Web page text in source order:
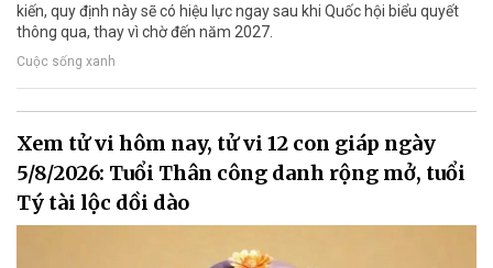
kiến, quy định này sẽ có hiệu lực ngay sau khi Quốc hội biểu quyết
thông qua, thay vì chờ đến năm 2027.
Cuộc sống xanh
Xem tử vi hôm nay, tử vi 12 con giáp ngày
5/8/2026: Tuổi Thân công danh rộng mở, tuổi
Tý tài lộc dồi dào